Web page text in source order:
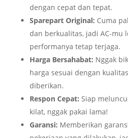
dengan cepat dan tepat.
Sparepart Original: Cuma
dan berkualitas, jadi AC-mu
performanya tetap terjaga.
Harga Bersahabat: Nggak
harga sesuai dengan
diberikan.
Respon Cepat: Siap
kilat, nggak pakai lama!
Garansi: Memberikan